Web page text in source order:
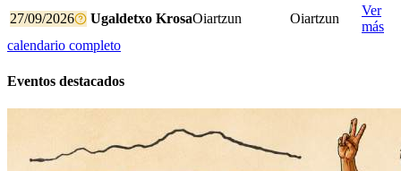
27/09/2026
Ugaldetxo KrosaOiartzun Oiartzun
Ver
más
calendario completo
Eventos destacados